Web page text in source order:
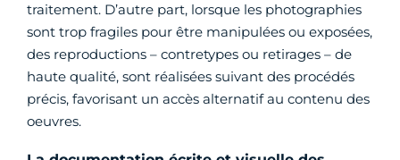
traitement. D’autre part, lorsque les photographies
sont trop fragiles pour être manipulées ou exposées,
des reproductions – contretypes ou retirages – de
haute qualité, sont réalisées suivant des procédés
précis, favorisant un accès alternatif au contenu des
oeuvres.